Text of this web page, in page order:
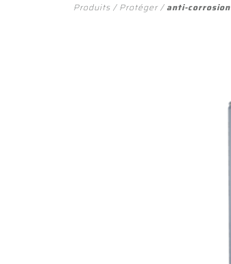
Produits / Protéger / anti-corrosion